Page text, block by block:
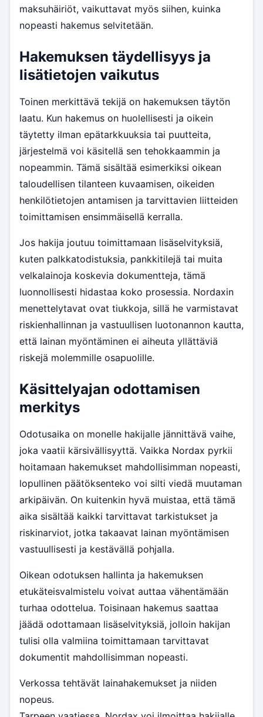
maksuhäiriöt, vaikuttavat myös siihen, kuinka
nopeasti hakemus selvitetään.
Hakemuksen täydellisyys ja
lisätietojen vaikutus
Toinen merkittävä tekijä on hakemuksen täytön
laatu. Kun hakemus on huolellisesti ja oikein
täytetty ilman epätarkkuuksia tai puutteita,
järjestelmä voi käsitellä sen tehokkaammin ja
nopeammin. Tämä sisältää esimerkiksi oikean
taloudellisen tilanteen kuvaamisen, oikeiden
henkilötietojen antamisen ja tarvittavien liitteiden
toimittamisen ensimmäisellä kerralla.
Jos hakija joutuu toimittamaan lisäselvityksiä,
kuten palkkatodistuksia, pankkitilejä tai muita
velkalainoja koskevia dokumentteja, tämä
luonnollisesti hidastaa koko prosessia. Nordaxin
menettelytavat ovat tiukkoja, sillä he varmistavat
riskienhallinnan ja vastuullisen luotonannon kautta,
että lainan myöntäminen ei aiheuta yllättäviä
riskejä molemmille osapuolille.
Käsittelyajan odottamisen
merkitys
Odotusaika on monelle hakijalle jännittävä vaihe,
joka vaatii kärsivällisyyttä. Vaikka Nordax pyrkii
hoitamaan hakemukset mahdollisimman nopeasti,
lopullinen päätöksenteko voi silti viedä muutaman
arkipäivän. On kuitenkin hyvä muistaa, että tämä
aika sisältää kaikki tarvittavat tarkistukset ja
riskinarviot, jotka takaavat lainan myöntämisen
vastuullisesti ja kestävällä pohjalla.
Oikean odotuksen hallinta ja hakemuksen
etukäteisvalmistelu voivat auttaa vähentämään
turhaa odottelua. Toisinaan hakemus saattaa
jäädä odottamaan lisäselvityksiä, jolloin hakijan
tulisi olla valmiina toimittamaan tarvittavat
dokumentit mahdollisimman nopeasti.
Verkossa tehtävät lainahakemukset ja niiden
nopeus.